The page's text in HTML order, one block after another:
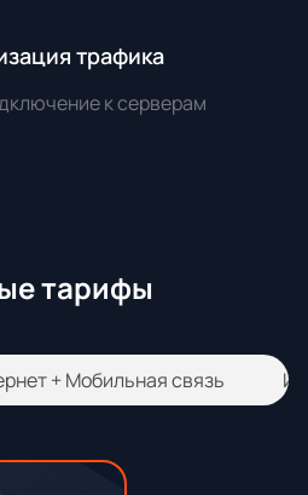
трафика
к серверам
тарифы
+ Мобильная связь